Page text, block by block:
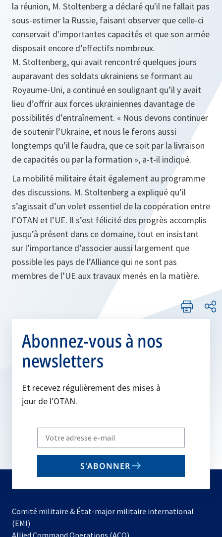
la réunion, M. Stoltenberg a déclaré qu'il ne fallait pas
sous-estimer la Russie, faisant observer que celle-ci
conservait d'importantes capacités et que son armée
disposait encore d’effectifs nombreux.
M. Stoltenberg, qui avait rencontré quelques jours
auparavant des soldats ukrainiens se formant au
Royaume-Uni, a continué en soulignant qu’il y avait
lieu d’offrir aux forces ukrainiennes davantage de
possibilités d’entraînement. « Nous devons continuer
de soutenir l’Ukraine, et nous le ferons aussi
longtemps qu’il le faudra, que ce soit par la livraison
de capacités ou par la formation », a-t-il indiqué.
La mobilité militaire était également au programme
des discussions. M. Stoltenberg a expliqué qu’il
s’agissait d’un volet essentiel de la coopération entre
l’OTAN et l’UE. Il s’est félicité des progrès accomplis
jusqu’à présent dans ce domaine, tout en insistant
sur l’importance d’associer aussi largement que
possible les pays de l’Alliance qui ne sont pas
membres de l’UE aux travaux menés en la matière.
Abonnez-vous à nos
newsletters
Et recevez régulièrement des mises à
jour de l'OTAN.
Write
your
email
S'ABONNER
Comité militaire & État-major militaire international
(EMI)